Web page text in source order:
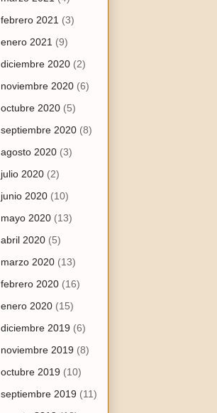
febrero 2021 (3)
enero 2021 (9)
diciembre 2020 (2)
noviembre 2020 (6)
octubre 2020 (5)
septiembre 2020 (8)
agosto 2020 (3)
julio 2020 (2)
junio 2020 (10)
mayo 2020 (13)
abril 2020 (5)
marzo 2020 (13)
febrero 2020 (16)
enero 2020 (15)
diciembre 2019 (6)
noviembre 2019 (8)
octubre 2019 (10)
septiembre 2019 (11)